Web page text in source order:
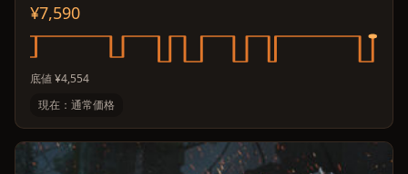
¥7,590
底値 ¥4,554
現在：通常価格